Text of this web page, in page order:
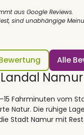
aus Google Reviews.
sind unabhängige
Alle
Fahrminuten vom
Natur. Die ruhige
Stadt Namur mit